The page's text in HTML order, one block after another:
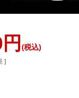
税込
]